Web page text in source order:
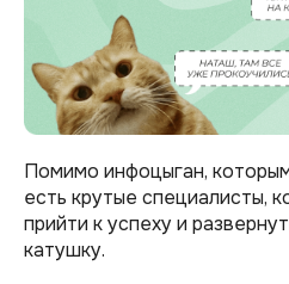
Помимо инфоцыган,
есть крутые специалисты,
прийти к успеху и
катушку.